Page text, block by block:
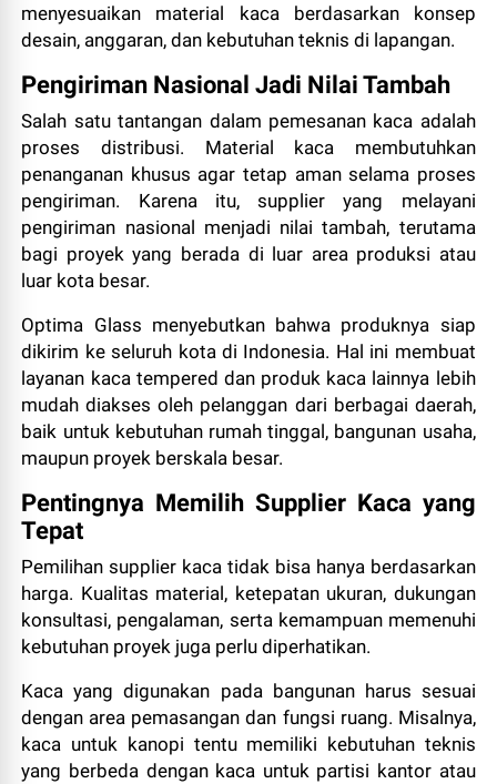
menyesuaikan material kaca berdasarkan konsep
desain, anggaran, dan kebutuhan teknis di lapangan.
Pengiriman Nasional Jadi Nilai Tambah
Salah satu tantangan dalam pemesanan kaca adalah
proses distribusi. Material kaca membutuhkan
penanganan khusus agar tetap aman selama proses
pengiriman. Karena itu, supplier yang melayani
pengiriman nasional menjadi nilai tambah, terutama
bagi proyek yang berada di luar area produksi atau
luar kota besar.
Optima Glass menyebutkan bahwa produknya siap
dikirim ke seluruh kota di Indonesia. Hal ini membuat
layanan kaca tempered dan produk kaca lainnya lebih
mudah diakses oleh pelanggan dari berbagai daerah,
baik untuk kebutuhan rumah tinggal, bangunan usaha,
maupun proyek berskala besar.
Pentingnya Memilih Supplier Kaca yang
Tepat
Pemilihan supplier kaca tidak bisa hanya berdasarkan
harga. Kualitas material, ketepatan ukuran, dukungan
konsultasi, pengalaman, serta kemampuan memenuhi
kebutuhan proyek juga perlu diperhatikan.
Kaca yang digunakan pada bangunan harus sesuai
dengan area pemasangan dan fungsi ruang. Misalnya,
kaca untuk kanopi tentu memiliki kebutuhan teknis
yang berbeda dengan kaca untuk partisi kantor atau